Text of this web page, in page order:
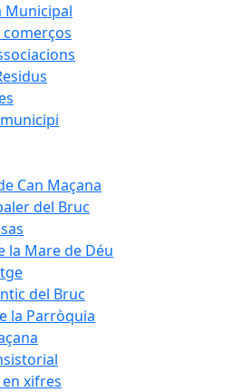
Municipal
comerços
Can Maçana
del Bruc
la Mare de Déu
del Bruc
la Parròquia
xifres